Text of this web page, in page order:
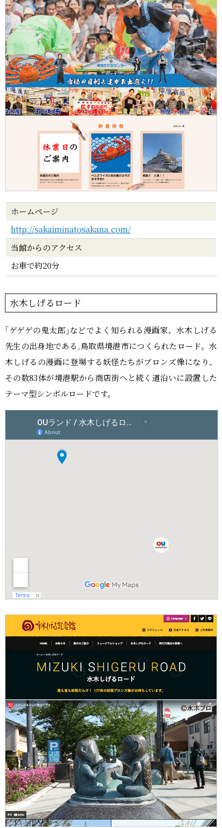
ホームページ
http://sakaiminatosakana.com/
当館からのアクセス
お車で約20分
水木しげるロード
｢ゲゲゲの鬼太郎｣などでよく知られる漫画家、水木しげる
先生の出身地である,鳥取県境港市につくられたロード。水
木しげるの漫画に登場する妖怪たちがブロンズ像になり、
その数83体が境港駅から商店街へと続く道沿いに設置した
テーマ型シンボルロードです。